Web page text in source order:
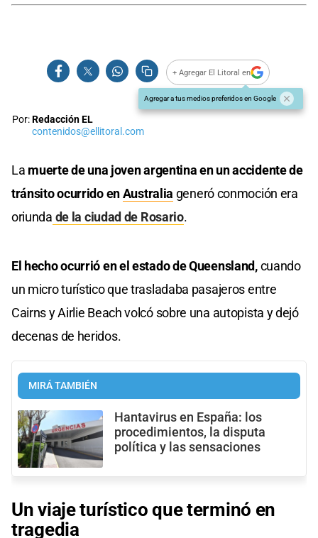
+ Agregar El Litoral en
Agregar a tus medios preferidos en Google
Por:Redacción EL
contenidos@ellitoral.com
La muerte de una joven argentina en un accidente de
tránsito ocurrido enAustralia generó conmoción era
oriunda de la ciudad de Rosario.
El hecho ocurrió en el estado de Queensland,cuando
un micro turístico que trasladaba pasajeros entre
Cairns y Airlie Beach volcó sobre una autopista y dejó
decenas de heridos.
MIRÁ TAMBIÉN
Hantavirus en España: los
procedimientos, la disputa
política y las sensaciones
Un viaje turístico que terminó en
tragedia